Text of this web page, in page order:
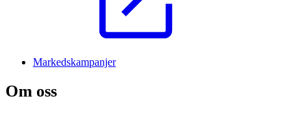
Markedskampanjer
Om oss